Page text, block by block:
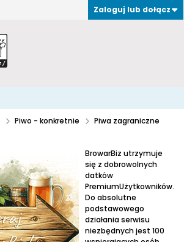
Zaloguj lub dołącz
Piwo - konkretnie
Piwa zagraniczne
BrowarBiz utrzymuje
się z dobrowolnych
datków
PremiumUżytkowników.
Do absolutne
podstawowego
działania serwisu
niezbędnych jest 100